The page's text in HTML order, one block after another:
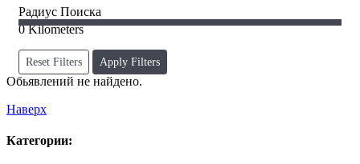
Радиус Поиска
0Kilometers
Reset Filters Apply Filters
Обьявлений не найдено.
Наверх
Категории: